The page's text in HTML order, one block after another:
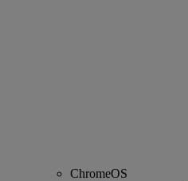
ChromeOS